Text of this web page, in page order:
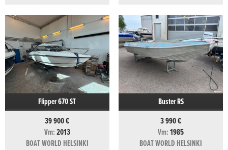
Flipper 670 ST
39 900 €
Vm:2013
BOAT WORLD HELSINKI
Buster RS
3 990 €
Vm:1985
BOAT WORLD HELSINKI